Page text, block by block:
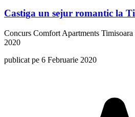
Castiga un sejur romantic la
Concurs Comfort Apartments Timisoara
2020
publicat pe 6 Februarie 2020